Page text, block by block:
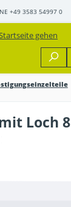
+49 3583 54997 0
Loch